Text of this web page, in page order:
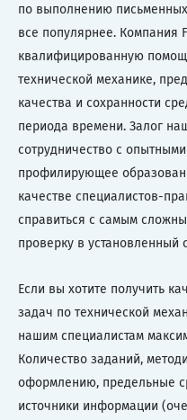
по выполнению письменных
все популярнее. Компания
квалифицированную
технической механике,
качества и сохранности
периода времени. Залог
сотрудничество с
профилирующее
качестве специалистов-
справиться с самым
проверку в установленный
Если вы хотите получить
задач по технической
нашим специалистам
Количество заданий,
оформлению, предельные
источники информации